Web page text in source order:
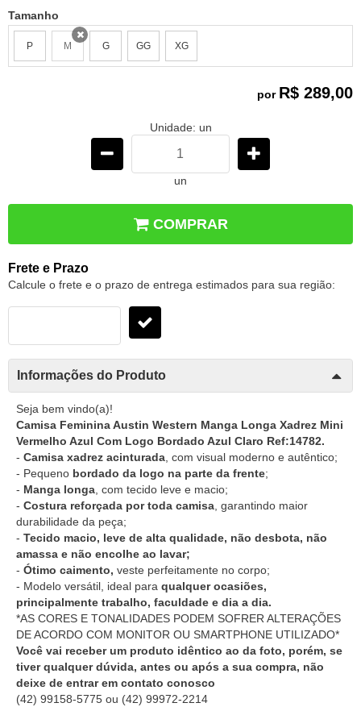
Tamanho
P M G GG XG
por R$ 289,00
Unidade: un
un
COMPRAR
Frete e Prazo
Calcule o frete e o prazo de entrega estimados para sua região:
Informações do Produto
Seja bem vindo(a)!
Camisa Feminina Austin Western Manga Longa Xadrez Mini
Vermelho Azul Com Logo Bordado Azul Claro Ref:14782.
- Camisa xadrez acinturada , com visual moderno e autêntico;
- Pequeno bordado da logo na parte da frente;
- Manga longa , com tecido leve e macio;
- Costura reforçada por toda camisa , garantindo maior
durabilidade da peça;
- Tecido macio, leve de alta qualidade, não desbota, não
amassa e não encolhe ao lavar;
- Ótimo caimento, veste perfeitamente no corpo;
- Modelo versátil, ideal para qualquer ocasiões,
principalmente trabalho, faculdade e dia a dia.
*AS CORES E TONALIDADES PODEM SOFRER ALTERAÇÕES
DE ACORDO COM MONITOR OU SMARTPHONE UTILIZADO*
Você vai receber um produto idêntico ao da foto, porém, se
tiver qualquer dúvida, antes ou após a sua compra, não
deixe de entrar em contato conosco
(42) 99158-5775 ou (42) 99972-2214